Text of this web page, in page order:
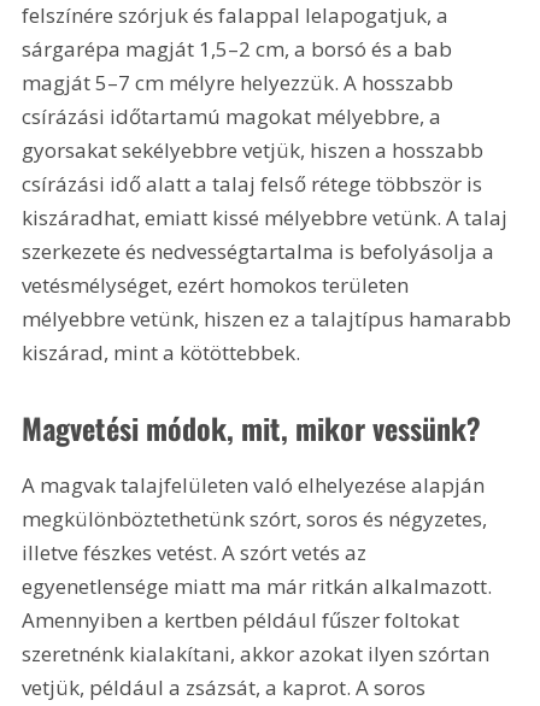
felszínére szórjuk és falappal lelapogatjuk, a
sárgarépa magját 1,5–2 cm, a borsó és a bab
magját 5–7 cm mélyre helyezzük. A hosszabb
csírázási időtartamú magokat mélyebbre, a
gyorsakat sekélyebbre vetjük, hiszen a hosszabb
csírázási idő alatt a talaj felső rétege többször is
kiszáradhat, emiatt kissé mélyebbre vetünk. A talaj
szerkezete és nedvességtartalma is befolyásolja a
vetésmélységet, ezért homokos területen
mélyebbre vetünk, hiszen ez a talajtípus hamarabb
kiszárad, mint a kötöttebbek.
Magvetési módok, mit, mikor vessünk?
A magvak talajfelületen való elhelyezése alapján
megkülönböztethetünk szórt, soros és négyzetes,
illetve fészkes vetést. A szórt vetés az
egyenetlensége miatt ma már ritkán alkalmazott.
Amennyiben a kertben például fűszer foltokat
szeretnénk kialakítani, akkor azokat ilyen szórtan
vetjük, például a zsázsát, a kaprot. A soros